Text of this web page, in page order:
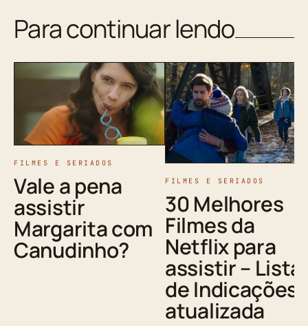
Para continuar lendo
FILMES E SERIADOS
Vale a pena
assistir
Margarita com
Canudinho?
FILMES E SERIADOS
30 Melhores
Filmes da
Netflix para
assistir – Lista
de Indicações
atualizada